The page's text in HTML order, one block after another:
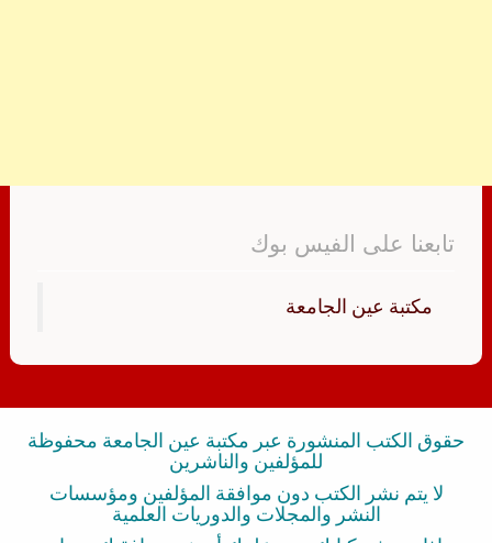
تابعنا على الفيس بوك
‏مكتبة عين الجامعة‏
حقوق الكتب المنشورة عبر مكتبة عين الجامعة محفوظة
للمؤلفين والناشرين
لا يتم نشر الكتب دون موافقة المؤلفين ومؤسسات
النشر والمجلات والدوريات العلمية